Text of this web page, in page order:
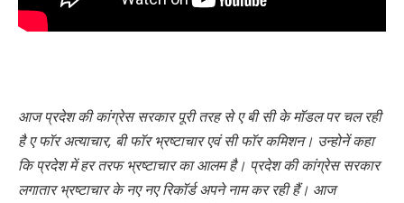
आज प्रदेश की कांग्रेस सरकार पूरी तरह से ए बी सी के मॉडल पर चल रही
है ए फॉर अत्याचार, बी फॉर भ्रष्टाचार एवं सी फॉर कमिशन। उन्होनें कहा
कि प्रदेश में हर तरफ भ्रष्टाचार का आलम है। प्रदेश की कांग्रेस सरकार
लगातार भ्रष्टाचार के नए नए रिकॉर्ड अपने नाम कर रही हैं। आज